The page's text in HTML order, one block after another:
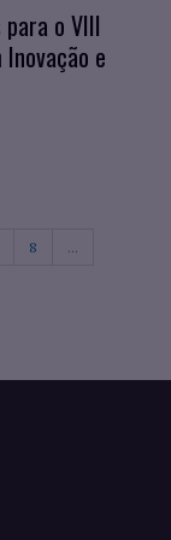
o VIII
Inovação e
8 ...